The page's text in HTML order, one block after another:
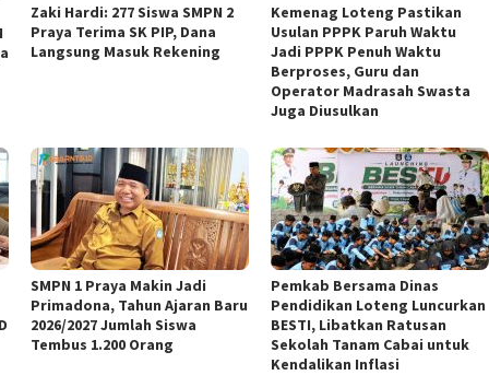
Zaki Hardi: 277 Siswa SMPN 2
Praya Terima SK PIP, Dana
Langsung Masuk Rekening
Kemenag Loteng Pastikan
Usulan PPPK Paruh Waktu
Jadi PPPK Penuh Waktu
Berproses, Guru dan
Operator Madrasah Swasta
Juga Diusulkan
SMPN 1 Praya Makin Jadi
Primadona, Tahun Ajaran Baru
2026/2027 Jumlah Siswa
Tembus 1.200 Orang
Pemkab Bersama Dinas
Pendidikan Loteng Luncurkan
BESTI, Libatkan Ratusan
Sekolah Tanam Cabai untuk
Kendalikan Inflasi